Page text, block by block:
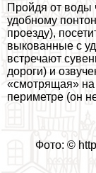
Пройдя от воды
удобному
проезду),
выкованные с
встречают
дороги) и
«смотрящая»
периметре (он
Фото: ©